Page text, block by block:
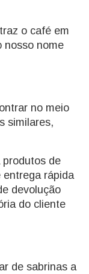
o café em
nosso nome
no meio
similares,
produtos de
entrega rápida
devolução
do cliente
de sabrinas a